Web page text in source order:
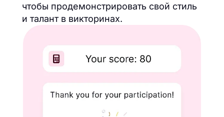
чтобы продемонстрировать свой стиль
и талант в викторинах.